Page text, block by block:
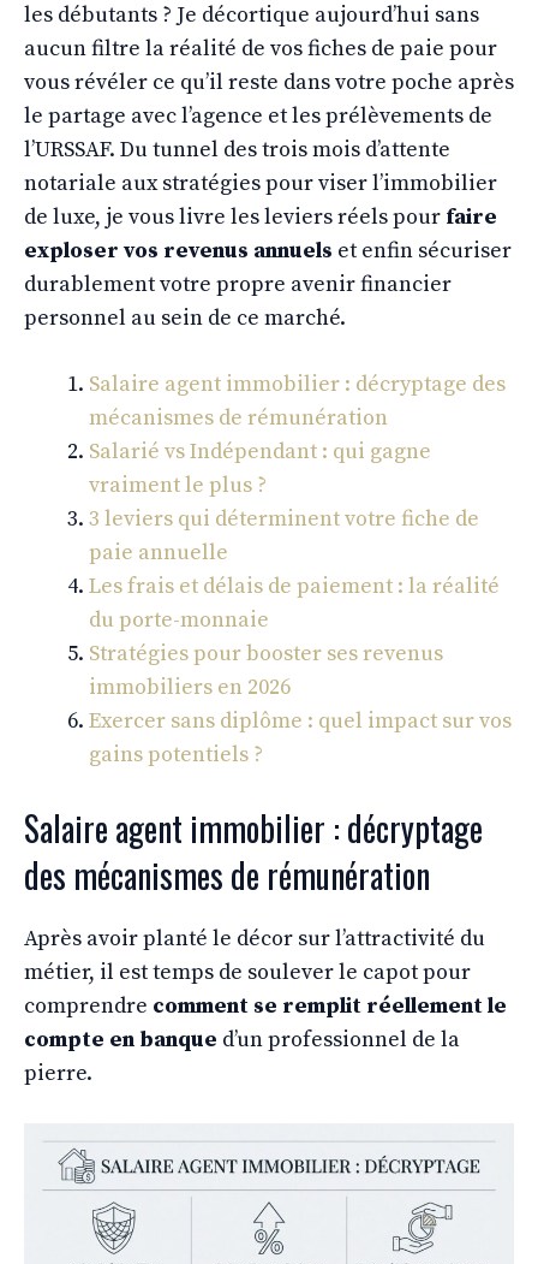
les débutants ? Je décortique aujourd’hui sans
aucun filtre la réalité de vos fiches de paie pour
vous révéler ce qu’il reste dans votre poche après
le partage avec l’agence et les prélèvements de
l’URSSAF. Du tunnel des trois mois d’attente
notariale aux stratégies pour viser l’immobilier
de luxe, je vous livre les leviers réels pour faire
exploser vos revenus annuels et enfin sécuriser
durablement votre propre avenir financier
personnel au sein de ce marché.
Salaire agent immobilier : décryptage des
mécanismes de rémunération
Salarié vs Indépendant : qui gagne
vraiment le plus ?
3 leviers qui déterminent votre fiche de
paie annuelle
Les frais et délais de paiement : la réalité
du porte-monnaie
Stratégies pour booster ses revenus
immobiliers en 2026
Exercer sans diplôme : quel impact sur vos
gains potentiels ?
Salaire agent immobilier : décryptage
des mécanismes de rémunération
Après avoir planté le décor sur l’attractivité du
métier, il est temps de soulever le capot pour
comprendre comment se remplit réellement le
compte en banque d’un professionnel de la
pierre.